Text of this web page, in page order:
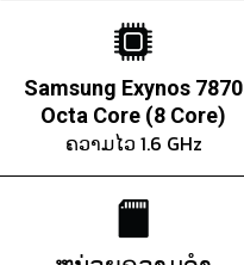
Samsung Exynos 7870
Octa Core (8 Core)
ຄວາມໄວ 1.6 GHz